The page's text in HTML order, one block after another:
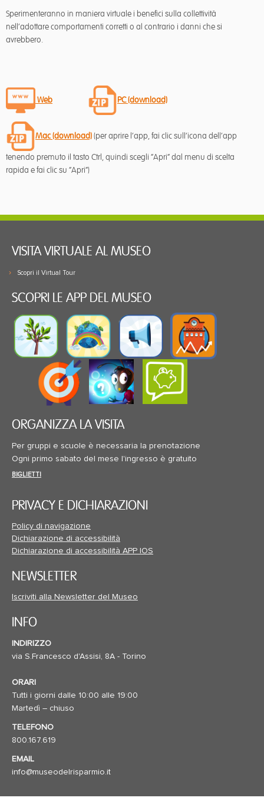
Sperimenteranno in maniera virtuale i benefici sulla collettività
nell’adottare comportamenti corretti o al contrario i danni che si
avrebbero.
Web PC (download)
Mac (download)(per aprire l’app, fai clic sull’icona dell’app
tenendo premuto il tasto Ctrl, quindi scegli “Apri” dal menu di scelta
rapida e fai clic su “Apri”)
VISITA VIRTUALE AL MUSEO
Scopri il Virtual Tour
SCOPRI LE APP DEL MUSEO
ORGANIZZA LA VISITA
Per gruppi e scuole è necessaria la prenotazione
Ogni primo sabato del mese l'ingresso è gratuito
BIGLIETTI
PRIVACY E DICHIARAZIONI
Policy di navigazione
Dichiarazione di accessibilità
Dichiarazione di accessibilità APP IOS
NEWSLETTER
Iscriviti alla Newsletter del Museo
INFO
INDIRIZZO
via S.Francesco d'Assisi, 8A - Torino
ORARI
Tutti i giorni dalle 10:00 alle 19:00
Martedì – chiuso
TELEFONO
800.167.619
EMAIL
info@museodelrisparmio.it